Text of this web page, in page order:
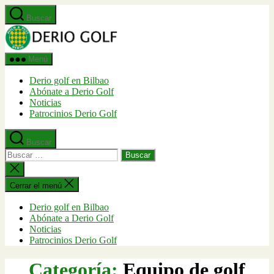
Saltar
contenido
Buscar
Menú
Derio golf en Bilbao
Abónate a Derio Golf
Noticias
Patrocinios Derio Golf
Buscar
Buscar:
Cerrar
la
búsqueda
Cerrar el menú
Derio golf en Bilbao
Abónate a Derio Golf
Noticias
Patrocinios Derio Golf